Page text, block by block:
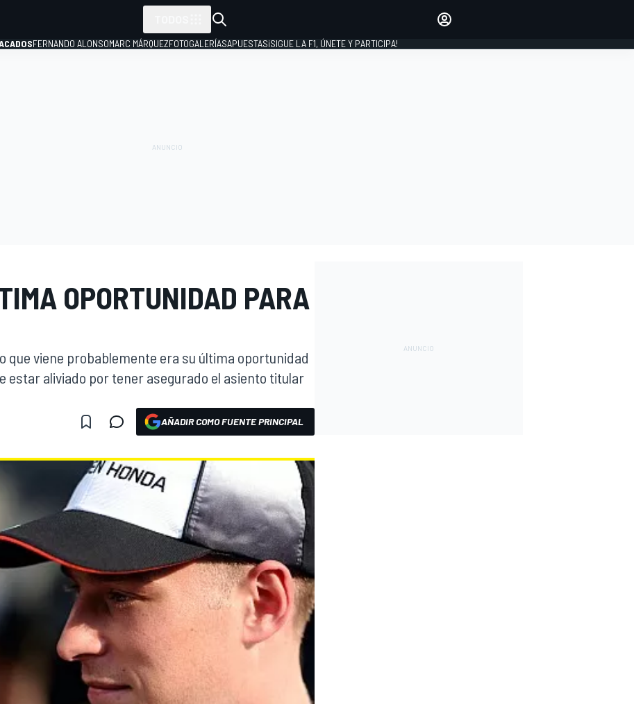
FERNANDO ALONSOMARC MÁRQUEZFOTOGALERÍASAPUESTAS¡SIGUE LA F1, ÚNETE Y PARTICIPA!
OPORTUNIDAD PARA
que viene probablemente era su última oportunidad
estar aliviado por tener asegurado el asiento titular
AÑADIR COMO FUENTE PRINCIPAL